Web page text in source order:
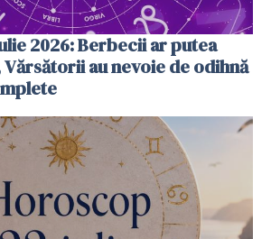
2026: Berbecii ar putea
au nevoie de odihnă